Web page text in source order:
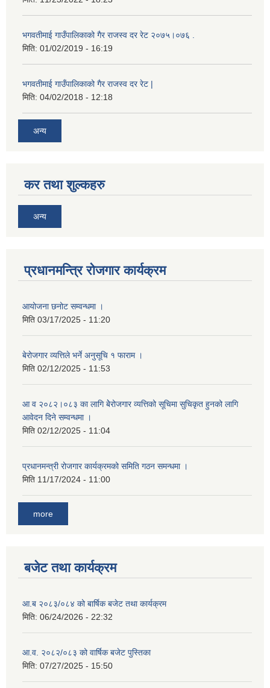
भगवतीमाई गाउँपालिकाको गैर राजस्व दर रेट २०७५।०७६ .
मिति: 01/02/2019 - 16:19
भगवतीमाई गाउँपालिकाको गैर राजस्व दर रेट |
मिति: 04/02/2018 - 12:18
अन्य
कर तथा शुल्कहरु
अन्य
प्रधानमन्त्रि रोजगार कार्यक्रम
आयोजना छनोट सम्वन्धमा ।
मिति 03/17/2025 - 11:20
बेरोजगार व्यत्तिले भर्ने अनुसूचि १ फाराम ।
मिति 02/12/2025 - 11:53
आ व २०८२।०८३ का लागि बेेरोजगार व्यत्तिको सूचिमा सुचिकृत हुनको लागि
आवेदन दिने सम्वन्धमा ।
मिति 02/12/2025 - 11:04
प्रधानमन्त्री रोजगार कार्यक्रमको समिति गठन समन्धमा ।
मिति 11/17/2024 - 11:00
more
बजेट तथा कार्यक्रम
आ.ब २०८३/०८४ को बार्षिक बजेट तथा कार्यक्रम
मिति: 06/24/2026 - 22:32
आ.व. २०८२/०८३ को वार्षिक बजेट पुस्तिका
मिति: 07/27/2025 - 15:50